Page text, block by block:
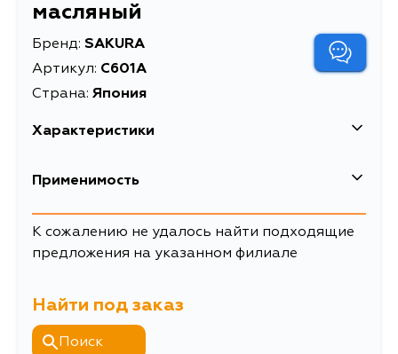
масляный
Бренд: SAKURA
Артикул: C601A
Страна: Япония
Характеристики
Применимость
Toyota
Кузов Двигатель
К сожалению не удалось найти подходящие
предложения на указанном филиале
Найти под заказ
Поиск